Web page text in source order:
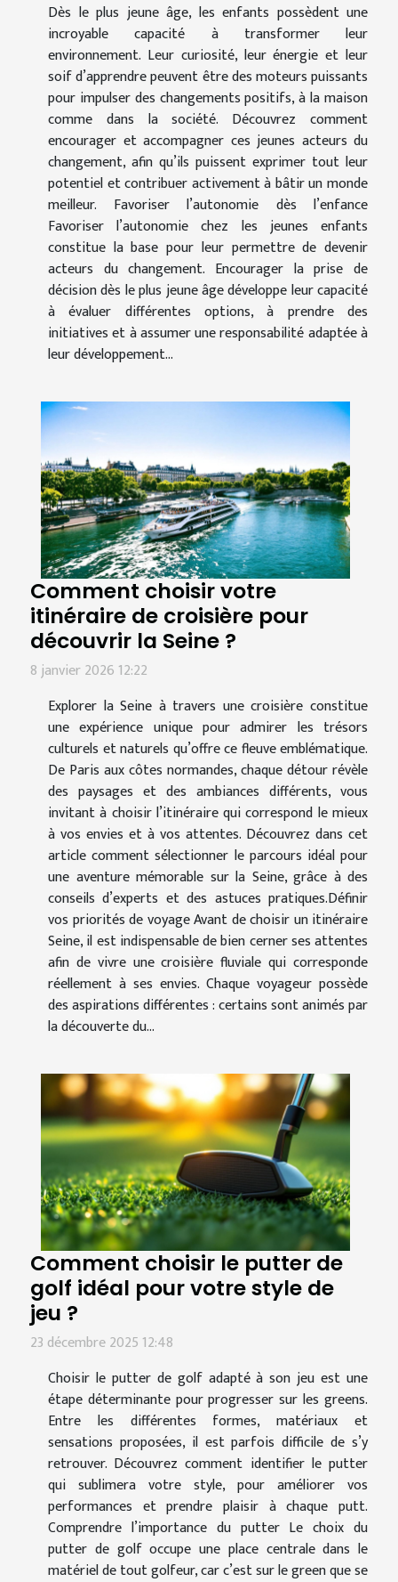
Dès le plus jeune âge, les enfants possèdent une
incroyable capacité à transformer leur
environnement. Leur curiosité, leur énergie et leur
soif d’apprendre peuvent être des moteurs puissants
pour impulser des changements positifs, à la maison
comme dans la société. Découvrez comment
encourager et accompagner ces jeunes acteurs du
changement, afin qu’ils puissent exprimer tout leur
potentiel et contribuer activement à bâtir un monde
meilleur. Favoriser l’autonomie dès l’enfance
Favoriser l’autonomie chez les jeunes enfants
constitue la base pour leur permettre de devenir
acteurs du changement. Encourager la prise de
décision dès le plus jeune âge développe leur capacité
à évaluer différentes options, à prendre des
initiatives et à assumer une responsabilité adaptée à
leur développement...
Comment choisir votre
itinéraire de croisière pour
découvrir la Seine ?
8 janvier 2026 12:22
Explorer la Seine à travers une croisière constitue
une expérience unique pour admirer les trésors
culturels et naturels qu’offre ce fleuve emblématique.
De Paris aux côtes normandes, chaque détour révèle
des paysages et des ambiances différents, vous
invitant à choisir l’itinéraire qui correspond le mieux
à vos envies et à vos attentes. Découvrez dans cet
article comment sélectionner le parcours idéal pour
une aventure mémorable sur la Seine, grâce à des
conseils d’experts et des astuces pratiques.Définir
vos priorités de voyage Avant de choisir un itinéraire
Seine, il est indispensable de bien cerner ses attentes
afin de vivre une croisière fluviale qui corresponde
réellement à ses envies. Chaque voyageur possède
des aspirations différentes : certains sont animés par
la découverte du...
Comment choisir le putter de
golf idéal pour votre style de
jeu ?
23 décembre 2025 12:48
Choisir le putter de golf adapté à son jeu est une
étape déterminante pour progresser sur les greens.
Entre les différentes formes, matériaux et
sensations proposées, il est parfois difficile de s’y
retrouver. Découvrez comment identifier le putter
qui sublimera votre style, pour améliorer vos
performances et prendre plaisir à chaque putt.
Comprendre l’importance du putter Le choix du
putter de golf occupe une place centrale dans le
matériel de tout golfeur, car c’est sur le green que se